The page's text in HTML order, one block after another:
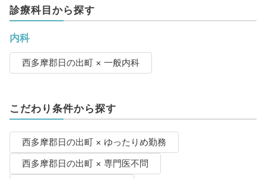
診療科目から探す
内科
西多摩郡日の出町 × 一般内科
こだわり条件から探す
西多摩郡日の出町 × ゆったりめ勤務
西多摩郡日の出町 × 専門医不問